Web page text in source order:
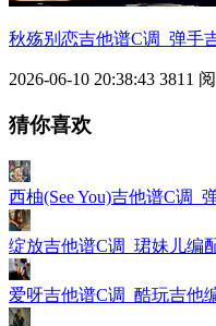
秋殇别恋吉他谱C调_弹手
2026-06-10 20:38:43 3811
猜你喜欢
西柚(See You)吉他谱C调_
绽放吉他谱C调_珺妹儿编
爱呀吉他谱C调_酷玩吉他